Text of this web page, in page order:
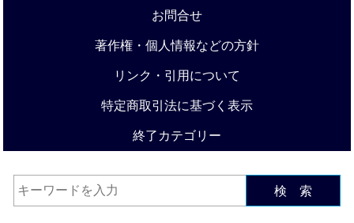
お問合せ
著作権・個人情報などの方針
リンク・引用について
特定商取引法に基づく表示
終了カテゴリー
検 索